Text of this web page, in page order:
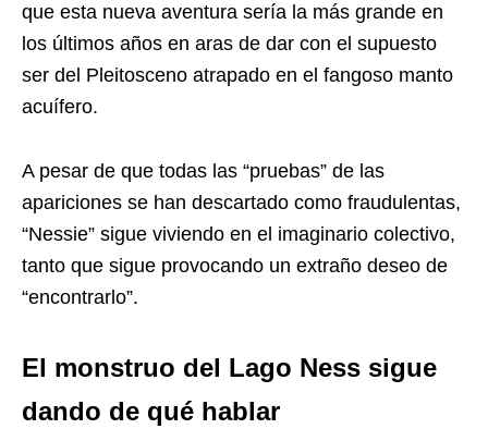
que esta nueva aventura sería la más grande en
los últimos años en aras de dar con el supuesto
ser del Pleitosceno atrapado en el fangoso manto
acuífero.
A pesar de que todas las “pruebas” de las
apariciones se han descartado como fraudulentas,
“Nessie” sigue viviendo en el imaginario colectivo,
tanto que sigue provocando un extraño deseo de
“encontrarlo”.
El monstruo del Lago Ness sigue
dando de qué hablar